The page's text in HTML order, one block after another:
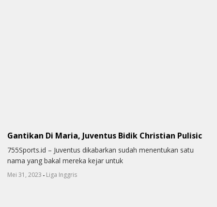
Gantikan Di Maria, Juventus Bidik Christian Pulisic
755Sports.id – Juventus dikabarkan sudah menentukan satu
nama yang bakal mereka kejar untuk
Mei 31, 2023 - Liga Inggris